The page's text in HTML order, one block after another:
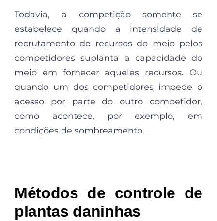
Todavia, a competição somente se
estabelece quando a intensidade de
recrutamento de recursos do meio pelos
competidores suplanta a capacidade do
meio em fornecer aqueles recursos. Ou
quando um dos competidores impede o
acesso por parte do outro competidor,
como acontece, por exemplo, em
condições de sombreamento.
Métodos de controle de
plantas daninhas